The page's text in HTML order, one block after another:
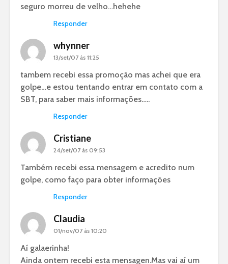
seguro morreu de velho…hehehe
Responder
whynner
13/set/07 às 11:25
tambem recebi essa promoção mas achei que era
golpe…e estou tentando entrar em contato com a
SBT, para saber mais informações…..
Responder
Cristiane
24/set/07 às 09:53
Também recebi essa mensagem e acredito num
golpe, como faço para obter informações
Responder
Claudia
01/nov/07 às 10:20
Aí galaerinha!
Ainda ontem recebi esta mensagen.Mas vai aí um